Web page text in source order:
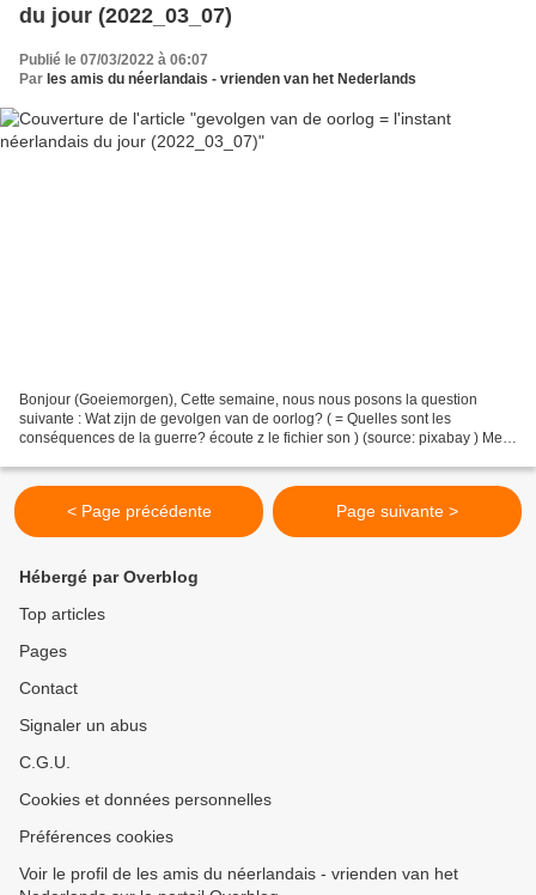
du jour (2022_03_07)
Publié le 07/03/2022 à 06:07
Par les amis du néerlandais - vrienden van het Nederlands
Bonjour (Goeiemorgen), Cette semaine, nous nous posons la question
suivante : Wat zijn de gevolgen van de oorlog? ( = Quelles sont les
conséquences de la guerre? écoute z le fichier son ) (source: pixabay ) Met
< Page précédente Page suivante >
Hébergé par Overblog
Top articles
Pages
Contact
Signaler un abus
C.G.U.
Cookies et données personnelles
Préférences cookies
Voir le profil de les amis du néerlandais - vrienden van het